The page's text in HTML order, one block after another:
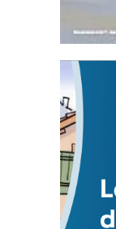
3 avril
Mise à